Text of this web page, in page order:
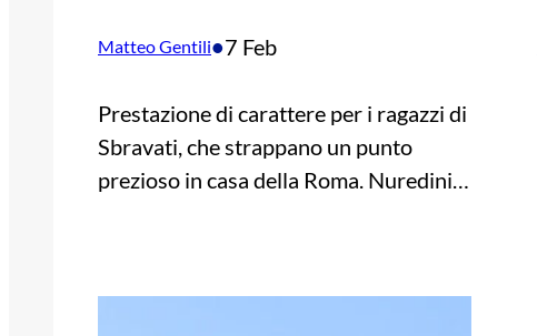
Matteo Gentili•7 Feb
Prestazione di carattere per i ragazzi di
Sbravati, che strappano un punto
prezioso in casa della Roma. Nuredini…